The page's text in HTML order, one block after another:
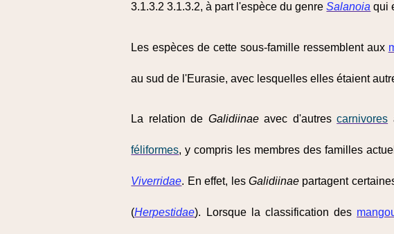
3.1.3.2 3.1.3.2, à part l'espèce du genreSalanoia qui
Les espèces de cette sous-famille ressemblent aux
au sud de l'Eurasie, avec lesquelles elles étaient
La relation de Galidiinaeavec d'autrescarnivores
féliformes, y compris les membres des familles
Viverridae. En effet, les Galidiinaepartagent
(Herpestidae). Lorsque la classification des